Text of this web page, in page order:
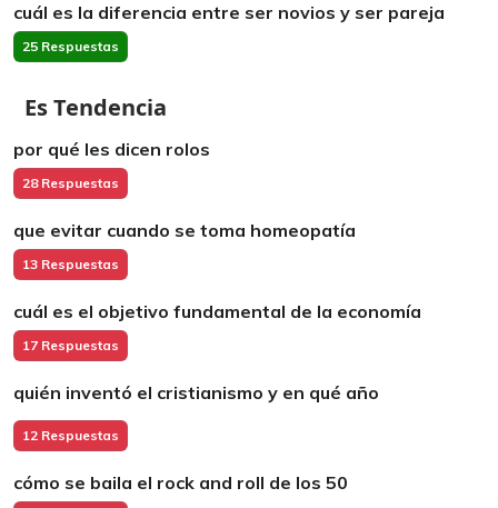
cuál es la diferencia entre ser novios y ser pareja
25 Respuestas
Es Tendencia
por qué les dicen rolos
28 Respuestas
que evitar cuando se toma homeopatía
13 Respuestas
cuál es el objetivo fundamental de la economía
17 Respuestas
quién inventó el cristianismo y en qué año
12 Respuestas
cómo se baila el rock and roll de los 50